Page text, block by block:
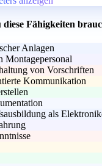
diese Fähigkeiten
Anlagen
Montagepersonal
von Vorschriften
Kommunikation
als